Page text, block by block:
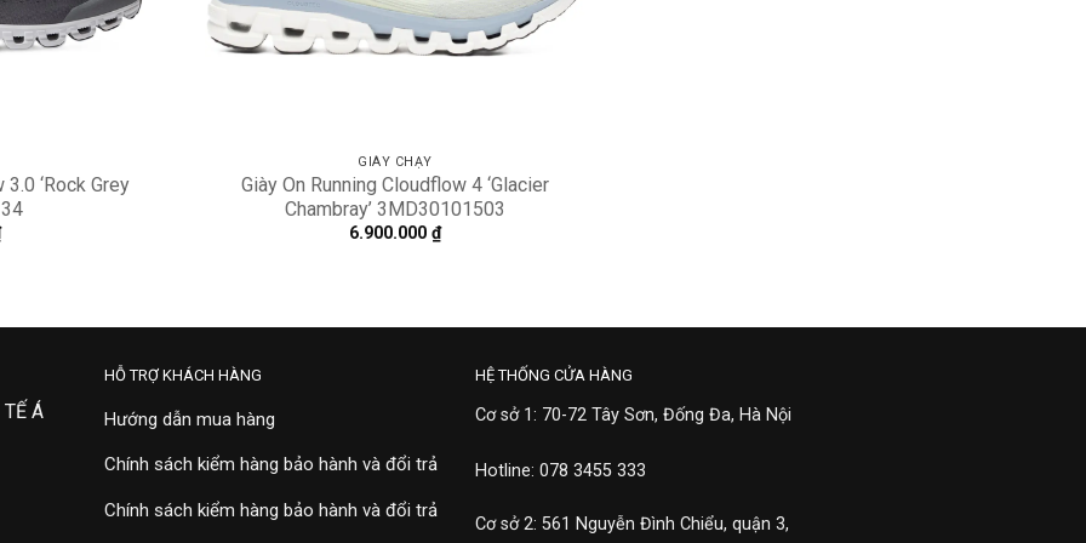
‘Rock Grey
GIÀY CHẠY
Giày On Running Cloudflow 4 ‘Glacier
Chambray’ 3MD30101503
6.900.000 ₫
Á
HỖ TRỢ KHÁCH HÀNG
Hướng dẫn mua hàng
Chính sách kiểm hàng bảo hành và đổi trả
Chính sách kiểm hàng bảo hành và đổi trả
HỆ THỐNG CỬA HÀNG
Cơ sở 1: 70-72 Tây Sơn, Đống Đa, Hà Nội
Hotline: 078 3455 333
Cơ sở 2: 561 Nguyễn Đình Chiểu, quận 3,